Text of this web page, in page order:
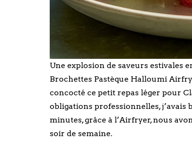
Une explosion de saveurs estivales
Brochettes Pastèque Halloumi
concocté ce petit repas léger pour
obligations professionnelles, j’avais
minutes, grâce à l’Airfryer, nous
soir de semaine.